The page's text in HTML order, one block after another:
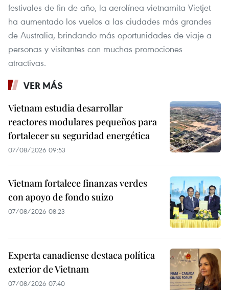
festivales de fin de año, la aerolínea vietnamita Vietjet
ha aumentado los vuelos a las ciudades más grandes
de Australia, brindando más oportunidades de viaje a
personas y visitantes con muchas promociones
atractivas.
VER MÁS
Vietnam estudia desarrollar
reactores modulares pequeños para
fortalecer su seguridad energética
07/08/2026 09:53
Vietnam fortalece finanzas verdes
con apoyo de fondo suizo
07/08/2026 08:23
Experta canadiense destaca política
exterior de Vietnam
07/08/2026 07:40